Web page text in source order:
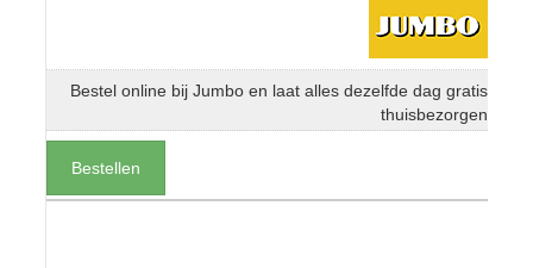
Bestel online bij Jumbo en laat alles dezelfde dag gratis
thuisbezorgen
Bestellen